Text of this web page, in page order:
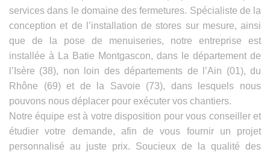
services dans le domaine des fermetures. Spécialiste de la
conception et de l’installation de stores sur mesure, ainsi
que de la pose de menuiseries, notre entreprise est
installée à La Batie Montgascon, dans le département de
l’Isère (38), non loin des départements de l’Ain (01), du
Rhône (69) et de la Savoie (73), dans lesquels nous
pouvons nous déplacer pour exécuter vos chantiers.
Notre équipe est à votre disposition pour vous conseiller et
étudier votre demande, afin de vous fournir un projet
personnalisé au juste prix. Soucieux de la qualité des